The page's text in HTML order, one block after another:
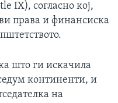
IX), согласно кој,
права и финансиска
што ги искачила
континенти, и
на